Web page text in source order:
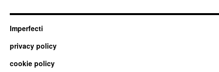
Imperfecti
privacy policy
cookie policy